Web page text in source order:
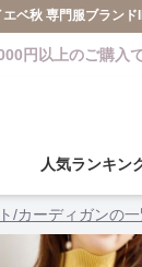
ベ秋 専門服ブランド
円以上のご購入
人気ランキン
/カーディガンの一